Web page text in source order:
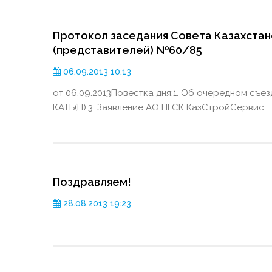
Протокол заседания Совета
(представителей) №60/85
06.09.2013 10:13
от 06.09.2013Повестка дня:1. Об очередном
КАТБ(П).3. Заявление АО НГСК КазСтройСервис.
Поздравляем!
28.08.2013 19:23